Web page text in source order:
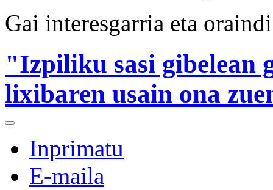
Gai interesgarria eta
"Izpiliku sasi gibelean
lixibaren usain ona
Inprimatu
E-maila